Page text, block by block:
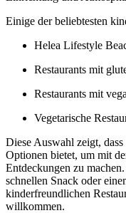
Einige der beliebtesten
Helea Lifestyle
Restaurants mit
Restaurants mit
Vegetarische
Diese Auswahl zeigt,
Optionen bietet, um mit
Entdeckungen zu
schnellen Snack oder
kinderfreundlichen
willkommen.